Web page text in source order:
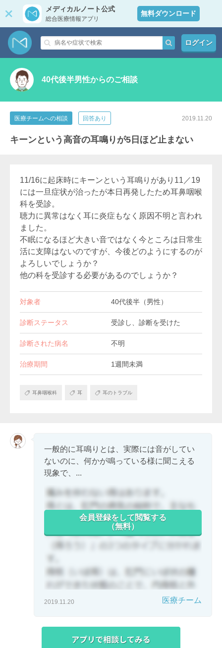
メディカルノート公式
総合医療情報アプリ
無料ダウンロード
ログイン
40代後半男性からのご相談
医療チームへの相談 回答あり 2019.11.20
キーンという高音の耳鳴りが5日ほど止まない
11/16に起床時にキーンという耳鳴りがあり11／19
には一旦症状が治ったが本日再発したため耳鼻咽喉
科を受診。
聴力に異常はなく耳に炎症もなく原因不明と言われ
ました。
不眠になるほど大きい音ではなく今ところは日常生
活に支障はないのですが、今後どのようにするのが
よろしいでしょうか？
他の科を受診する必要があるのでしょうか？
対象者 40代後半（男性）
診断ステータス 受診し、診断を受けた
診断された病名 不明
治療期間 1週間未満
耳鼻咽喉科 耳 耳のトラブル
一般的に耳鳴りとは、実際には音がしてい
ないのに、何かが鳴っている様に聞こえる
現象で、...
会員登録をして閲覧する
（無料）
2019.11.20 医療チーム